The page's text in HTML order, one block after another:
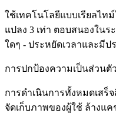
ใช้เทคโนโลยีแบบเรียลไทม์
แปลง 3 เท่า ตอบสนองใน
ใดๆ - ประหยัดเวลาและมีป
การปกป้องความเป็นส่วนตั
การดำเนินการทั้งหมดเสร็
จัดเก็บภาพของผู้ใช้ ล้างแ